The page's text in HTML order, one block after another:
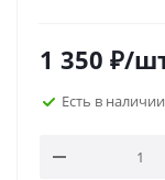
1 350 ₽/
Есть в наличии